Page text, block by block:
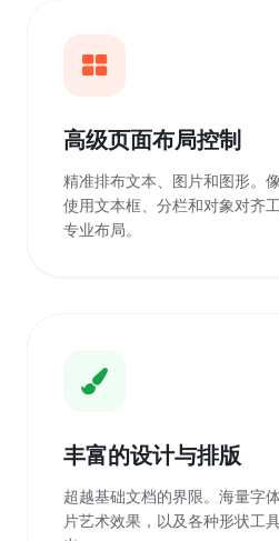
高级页面布局控制
精准排布文本、图片和图形。
使用文本框、分栏和对象对齐
专业布局。
丰富的设计与排版
超越基础文档的界限。海量字
片艺术效果，以及各种形状工